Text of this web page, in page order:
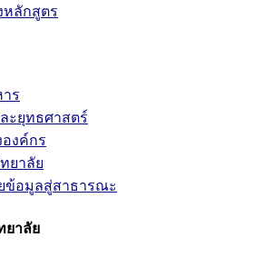
หลักสูตร
ร
ะยุทธศาสตร์
องค์กร
ยาลัย
ยข้อมูลสู่สาธารณะ
าลัย